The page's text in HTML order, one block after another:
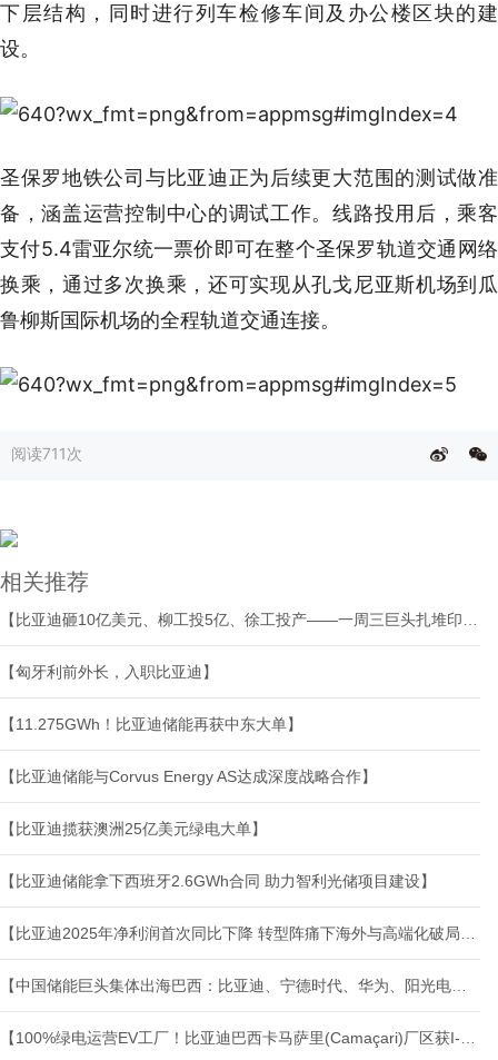
下层结构，同时进行列车检修车间及办公楼区块的建
设。
圣保罗地铁公司与比亚迪正为后续更大范围的测试做准
备，涵盖运营控制中心的调试工作。线路投用后，乘客
支付5.4雷亚尔统一票价即可在整个圣保罗轨道交通网络
换乘，通过多次换乘，还可实现从孔戈尼亚斯机场到瓜
鲁柳斯国际机场的全程轨道交通连接。
阅读711次
相关推荐
【匈牙利前外长，入职比亚迪】
【11.275GWh！比亚迪储能再获中东大单】
【比亚迪储能与Corvus Energy AS达成深度战略合作】
【比亚迪揽获澳洲25亿美元绿电大单】
【比亚迪储能拿下西班牙2.6GWh合同 助力智利光储项目建设】